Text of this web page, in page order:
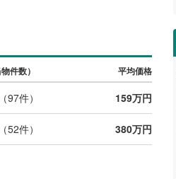
件数） 平均価格
97件） 159万円
52件） 380万円